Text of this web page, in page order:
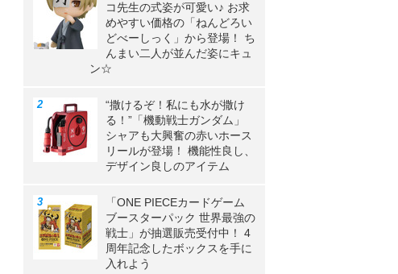
コ先生の式姿が可愛い♪ お求
めやすい価格の「ねんどろい
どべーしっく」から登場！ ち
んまい二人が並んだ姿にキュ
ン☆
“撒けるぞ！私にも水が撒け
る！”「機動戦士ガンダム」
シャアも大興奮の赤いホース
リールが登場！ 機能性良し、
デザイン良しのアイテム
「ONE PIECEカードゲーム
ブースターパック 世界最強の
戦士」が抽選販売受付中！ 4
周年記念したボックスを手に
入れよう